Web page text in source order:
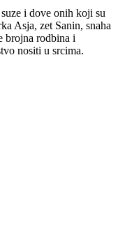
i dove onih koji su
Asja, zet Sanin, snaha
brojna rodbina i
nositi u srcima.